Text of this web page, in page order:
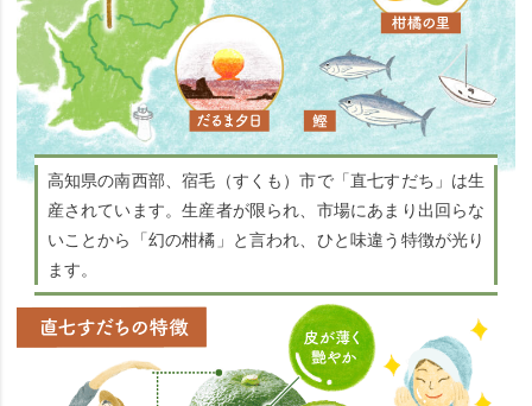
高知県の南西部、宿毛（すくも）市で「直七すだち」は生
産されています。生産者が限られ、市場にあまり出回らな
いことから「幻の柑橘」と言われ、ひと味違う特徴が光り
ます。